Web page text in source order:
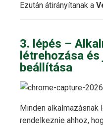
Ezután átirányítanak a
3. lépés –
létrehozása
beállítása
Minden alkalmazásnak
rendelkeznie ahhoz,